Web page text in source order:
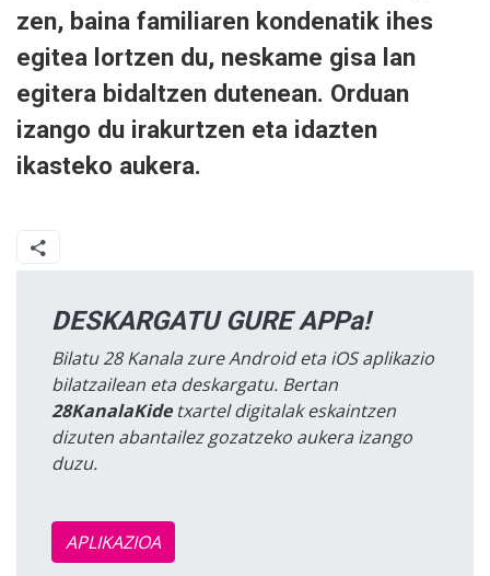
zen, baina familiaren kondenatik ihes
egitea lortzen du, neskame gisa lan
egitera bidaltzen dutenean. Orduan
izango du irakurtzen eta idazten
ikasteko aukera.
DESKARGATU GURE APPa!
Bilatu 28 Kanala zure Android eta iOS aplikazio
bilatzailean eta deskargatu. Bertan
28KanalaKidetxartel digitalak eskaintzen
dizuten abantailez gozatzeko aukera izango
duzu.
APLIKAZIOA